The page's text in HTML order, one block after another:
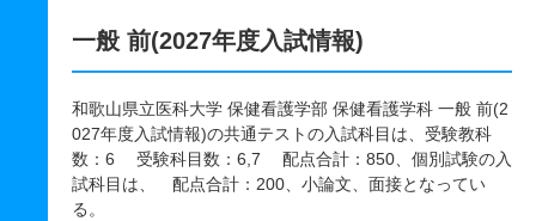
一般 前(2027年度入試情報)
和歌山県立医科大学 保健看護学部 保健看護学科 一般 前(2
027年度入試情報)の共通テストの入試科目は、受験教科
数：6 受験科目数：6,7 配点合計：850、個別試験の入
試科目は、 配点合計：200、小論文、面接となってい
る。